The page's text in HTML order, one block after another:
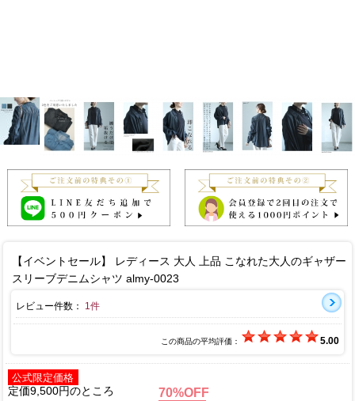
【イベントセール】 レディース 大人 上品 こなれた大人のギャザー
スリーブデニムシャツ almy-0023
レビュー件数： 1件
この商品の平均評価： 5.00
公式限定価格
定価9,500円
70